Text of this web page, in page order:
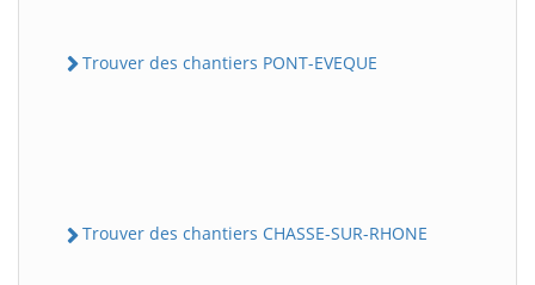
Trouver des chantiers PONT-EVEQUE
Trouver des chantiers CHASSE-SUR-RHONE